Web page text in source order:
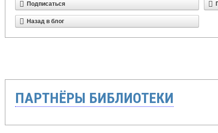
Подписаться
Назад в блог
ПАРТНЁРЫ БИБЛИОТЕКИ